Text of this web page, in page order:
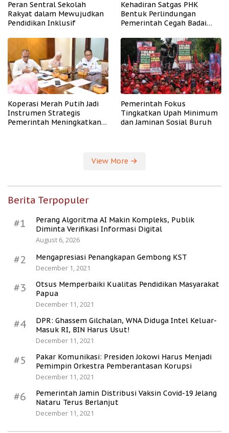
Peran Sentral Sekolah
Rakyat dalam Mewujudkan
Pendidikan Inklusif
Kehadiran Satgas PHK
Bentuk Perlindungan
Pemerintah Cegah Badai
Koperasi Merah Putih Jadi
Instrumen Strategis
Pemerintah Meningkatkan
Pemerintah Fokus
Tingkatkan Upah Minimum
dan Jaminan Sosial Buruh
View More
Berita Terpopuler
#1
Perang Algoritma AI Makin Kompleks, Publik
Diminta Verifikasi Informasi Digital
August 6, 2026
#2
Mengapresiasi Penangkapan Gembong KST
December 1, 2021
#3
Otsus Memperbaiki Kualitas Pendidikan Masyarakat
Papua
December 11, 2021
#4
DPR: Ghassem Gilchalan, WNA Diduga Intel Keluar-
Masuk RI, BIN Harus Usut!
December 11, 2021
#5
Pakar Komunikasi: Presiden Jokowi Harus Menjadi
Pemimpin Orkestra Pemberantasan Korupsi
December 11, 2021
#6
Pemerintah Jamin Distribusi Vaksin Covid-19 Jelang
Nataru Terus Berlanjut
December 11, 2021